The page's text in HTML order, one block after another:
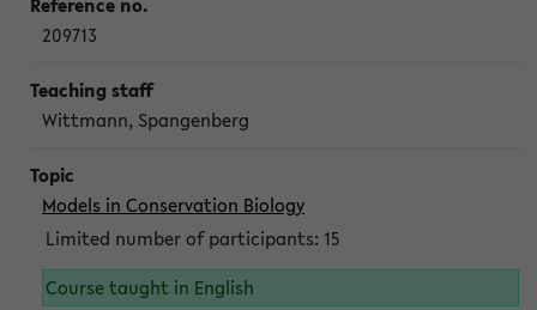
209713
Wittmann, Spangenberg
Models in Conservation Biology
Limited number of participants: 15
Course taught in English